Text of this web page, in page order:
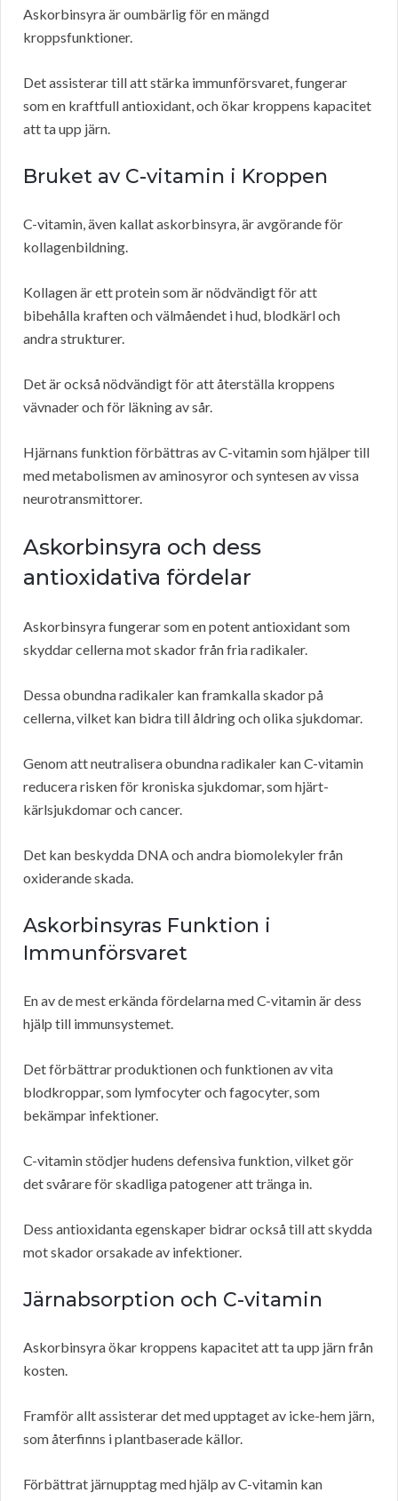
Askorbinsyra är oumbärlig för en mängd
kroppsfunktioner.
Det assisterar till att stärka immunförsvaret, fungerar
som en kraftfull antioxidant, och ökar kroppens kapacitet
att ta upp järn.
Bruket av C-vitamin i Kroppen
C-vitamin, även kallat askorbinsyra, är avgörande för
kollagenbildning.
Kollagen är ett protein som är nödvändigt för att
bibehålla kraften och välmåendet i hud, blodkärl och
andra strukturer.
Det är också nödvändigt för att återställa kroppens
vävnader och för läkning av sår.
Hjärnans funktion förbättras av C-vitamin som hjälper till
med metabolismen av aminosyror och syntesen av vissa
neurotransmittorer.
Askorbinsyra och dess
antioxidativa fördelar
Askorbinsyra fungerar som en potent antioxidant som
skyddar cellerna mot skador från fria radikaler.
Dessa obundna radikaler kan framkalla skador på
cellerna, vilket kan bidra till åldring och olika sjukdomar.
Genom att neutralisera obundna radikaler kan C-vitamin
reducera risken för kroniska sjukdomar, som hjärt-
kärlsjukdomar och cancer.
Det kan beskydda DNA och andra biomolekyler från
oxiderande skada.
Askorbinsyras Funktion i
Immunförsvaret
En av de mest erkända fördelarna med C-vitamin är dess
hjälp till immunsystemet.
Det förbättrar produktionen och funktionen av vita
blodkroppar, som lymfocyter och fagocyter, som
bekämpar infektioner.
C-vitamin stödjer hudens defensiva funktion, vilket gör
det svårare för skadliga patogener att tränga in.
Dess antioxidanta egenskaper bidrar också till att skydda
mot skador orsakade av infektioner.
Järnabsorption och C-vitamin
Askorbinsyra ökar kroppens kapacitet att ta upp järn från
kosten.
Framför allt assisterar det med upptaget av icke-hem järn,
som återfinns i plantbaserade källor.
Förbättrat järnupptag med hjälp av C-vitamin kan